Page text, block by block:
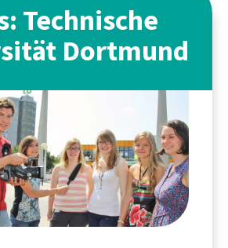
Technische
Dortmund